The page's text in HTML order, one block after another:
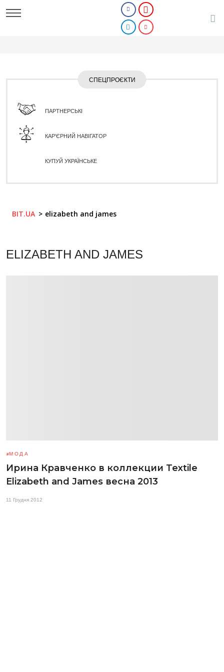
СПЕЦПРОЄКТИ
ПАРТНЕРСЬКІ
КАР'ЄРНИЙ НАВІГАТОР
КУПУЙ УКРАЇНСЬКЕ
BIT.UA elizabeth and james
ELIZABETH AND JAMES
МОДА
Ирина Кравченко в коллекции Textile
Elizabeth and James весна 2013
11 Грудня 2012